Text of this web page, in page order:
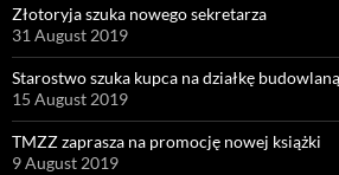
Złotoryja szuka nowego sekretarza
31 August 2019
Starostwo szuka kupca na działkę
15 August 2019
TMZZ zaprasza na promocję nowej książki
9 August 2019